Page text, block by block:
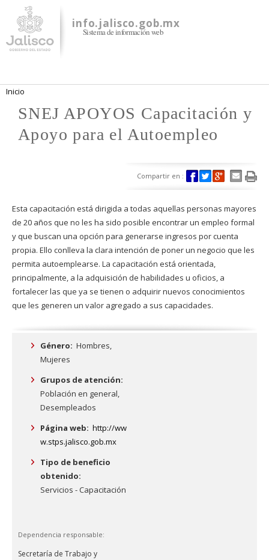
contenido
principal
info.jalisco.gob.mx
Sistema de información web
Se encuentra usted aquí
Inicio
SNEJ APOYOS Capacitación y
Apoyo para el Autoempleo
Compartir en :
Esta capacitación está dirigida a todas aquellas personas mayores
de 20 años que no les ha sido posible encontrar un empleo formal
y que buscan una opción para generarse ingresos por cuenta
propia. Ello conlleva la clara intención de poner un negocio que les
permita autoemplearse. La capacitación está orientada,
principalmente, a la adquisición de habilidades u oficios, a
fortalecer las que ya se tienen o adquirir nuevos conocimientos
que les generen un valor agregado a sus capacidades.
Género: Hombres,
Mujeres
Grupos de atención:
Población en general,
Desempleados
Página web: http://ww
w.stps.jalisco.gob.mx
Tipo de beneficio
obtenido:
Servicios - Capacitación
Dependencia responsable:
Secretaría de Trabajo y